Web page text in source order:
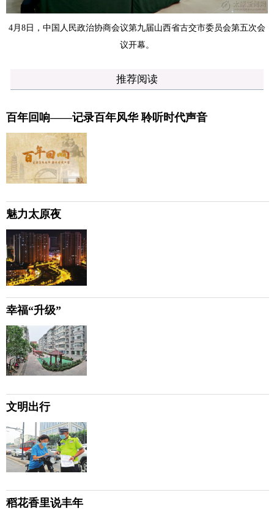
4月8日，中国人民政治协商会议第九届山西省古交市委员会第五次会
议开幕。
推荐阅读
百年回响——记录百年风华 聆听时代声音
魅力太原夜
幸福“升级”
文明出行
稻花香里说丰年